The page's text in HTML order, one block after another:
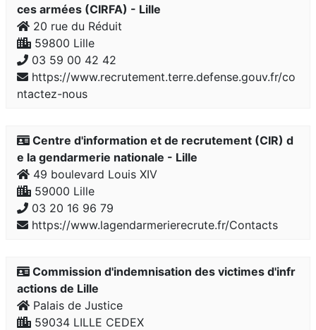
ces armées (CIRFA) - Lille
20 rue du Réduit
59800 Lille
03 59 00 42 42
https://www.recrutement.terre.defense.gouv.fr/co
ntactez-nous
Centre d'information et de recrutement (CIR) d
e la gendarmerie nationale - Lille
49 boulevard Louis XIV
59000 Lille
03 20 16 96 79
https://www.lagendarmerierecrute.fr/Contacts
Commission d'indemnisation des victimes d'infr
actions de Lille
Palais de Justice
59034 LILLE CEDEX